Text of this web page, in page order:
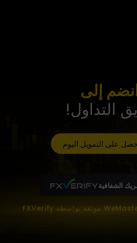
إلى
التداول!
على التمويل اليوم
الشفافية